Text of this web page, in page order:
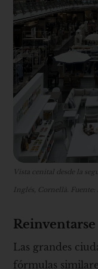
Vista cenital desde la
Inglés, Cornellà.
Las grandes
fórmulas